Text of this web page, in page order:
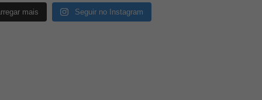
mais Seguir no Instagram